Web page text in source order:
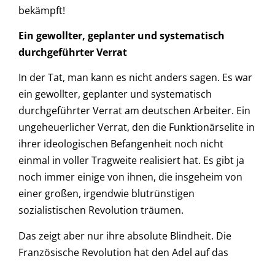
bekämpft!
Ein gewollter, geplanter und systematisch
durchgeführter Verrat
In der Tat, man kann es nicht anders sagen. Es war
ein gewollter, geplanter und systematisch
durchgeführter Verrat am deutschen Arbeiter. Ein
ungeheuerlicher Verrat, den die Funktionärselite in
ihrer ideologischen Befangenheit noch nicht
einmal in voller Tragweite realisiert hat. Es gibt ja
noch immer einige von ihnen, die insgeheim von
einer großen, irgendwie blutrünstigen
sozialistischen Revolution träumen.
Das zeigt aber nur ihre absolute Blindheit. Die
Französische Revolution hat den Adel auf das